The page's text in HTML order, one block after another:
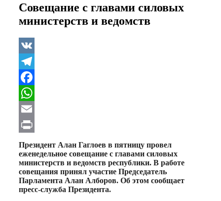
Совещание с главами силовых
министерств и ведомств
VK
Telegram
Facebook
WhatsApp
Email
Print
Президент Алан Гаглоев в пятницу провел
еженедельное совещание с главами силовых
министерств и ведомств республики. В работе
совещания принял участие Председатель
Парламента Алан Алборов. Об этом сообщает
пресс-служба Президента.